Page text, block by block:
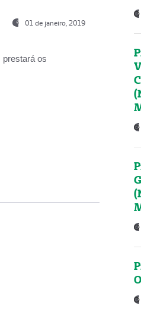
01 de janeiro, 2019
prestará os